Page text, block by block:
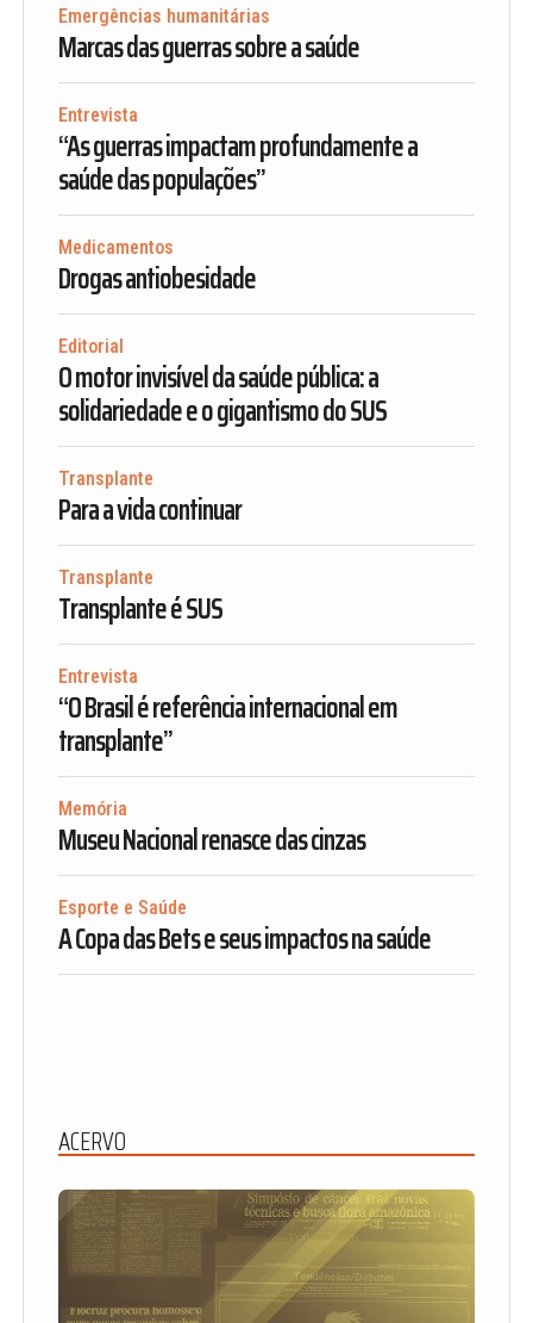
Emergências humanitárias
Marcas das guerras sobre a saúde
Entrevista
“As guerras impactam profundamente a
saúde das populações”
Medicamentos
Drogas antiobesidade
Editorial
O motor invisível da saúde pública: a
solidariedade e o gigantismo do SUS
Transplante
Para a vida continuar
Transplante
Transplante é SUS
Entrevista
“O Brasil é referência internacional em
transplante”
Memória
Museu Nacional renasce das cinzas
Esporte e Saúde
A Copa das Bets e seus impactos na saúde
ACERVO